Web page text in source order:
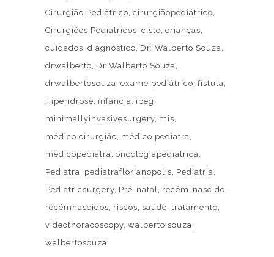
Cirurgião Pediátrico cirurgiãopediátrico
Cirurgiões Pediátricos cisto crianças
cuidados diagnóstico Dr. Walberto Souza
drwalberto Dr Walberto Souza
drwalbertosouza exame pediátrico fístula
Hiperidrose infância ipeg
minimallyinvasivesurgery mis
médico cirurgião médico pediatra
médicopediátra oncologiapediátrica
Pediatra pediatraflorianopolis Pediatria
Pediatricsurgery Pré-natal recém-nascido
recémnascidos riscos saúde tratamento
videothoracoscopy walberto souza
walbertosouza